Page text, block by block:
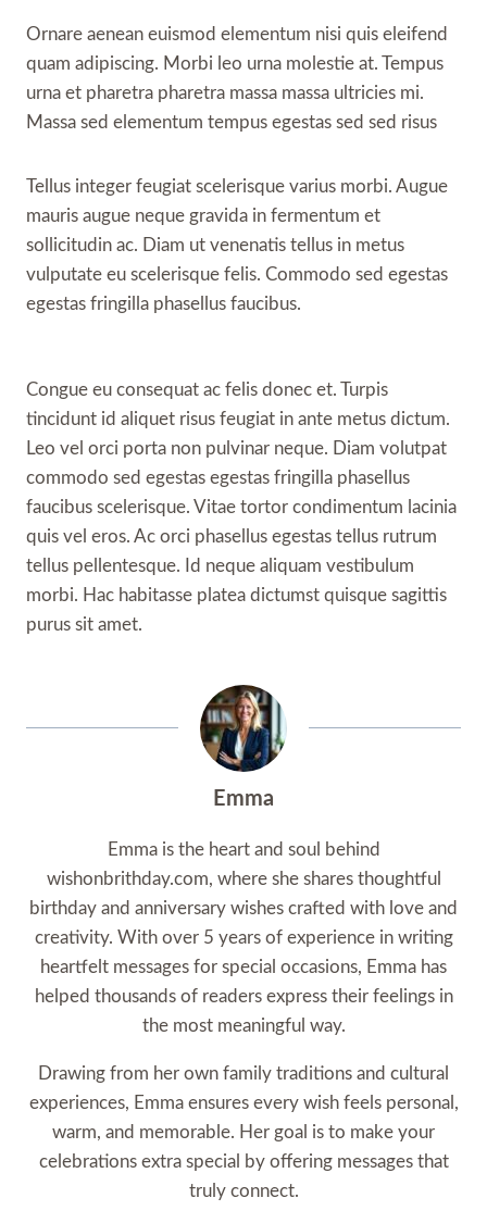
Ornare aenean euismod elementum nisi quis eleifend
quam adipiscing. Morbi leo urna molestie at. Tempus
urna et pharetra pharetra massa massa ultricies mi.
Massa sed elementum tempus egestas sed sed risus
Tellus integer feugiat scelerisque varius morbi. Augue
mauris augue neque gravida in fermentum et
sollicitudin ac. Diam ut venenatis tellus in metus
vulputate eu scelerisque felis. Commodo sed egestas
egestas fringilla phasellus faucibus.
Congue eu consequat ac felis donec et. Turpis
tincidunt id aliquet risus feugiat in ante metus dictum.
Leo vel orci porta non pulvinar neque. Diam volutpat
commodo sed egestas egestas fringilla phasellus
faucibus scelerisque. Vitae tortor condimentum lacinia
quis vel eros. Ac orci phasellus egestas tellus rutrum
tellus pellentesque. Id neque aliquam vestibulum
morbi. Hac habitasse platea dictumst quisque sagittis
purus sit amet.
Emma
Emma is the heart and soul behind
wishonbrithday.com, where she shares thoughtful
birthday and anniversary wishes crafted with love and
creativity. With over 5 years of experience in writing
heartfelt messages for special occasions, Emma has
helped thousands of readers express their feelings in
the most meaningful way.
Drawing from her own family traditions and cultural
experiences, Emma ensures every wish feels personal,
warm, and memorable. Her goal is to make your
celebrations extra special by offering messages that
truly connect.